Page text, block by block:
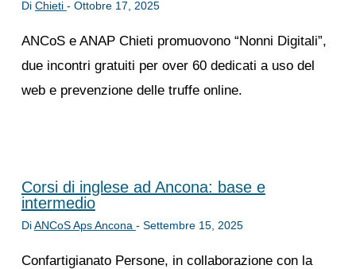
Di Chieti - Ottobre 17, 2025
ANCoS e ANAP Chieti promuovono “Nonni Digitali”,
due incontri gratuiti per over 60 dedicati a uso del
web e prevenzione delle truffe online.
Corsi di inglese ad Ancona: base e
intermedio
DiANCoS Aps Ancona - Settembre 15, 2025
Confartigianato Persone, in collaborazione con la